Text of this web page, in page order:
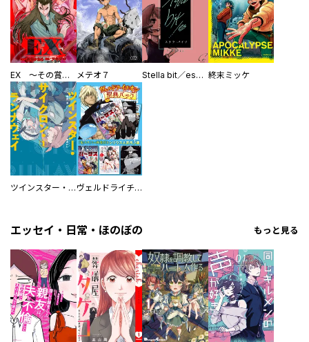
EX ～その賞金稼ぎは、世界の出口を探す～【単行本版】 メテオ７ Stella bit／es【単話版】 終末ミッケ
ツインスター・サイクロン・ランナウェイ ヴェルドライチオシ聖典パック 『転スラ』ミニ画集付き シリウス人気作３選
エッセイ・日常・ほのぼの もっと見る